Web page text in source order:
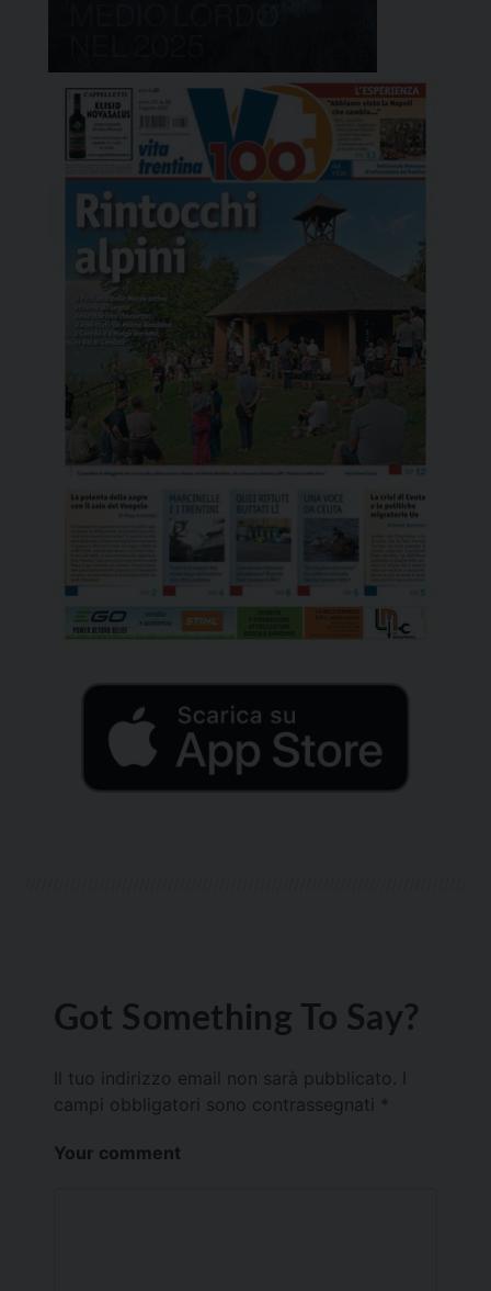
Got Something To Say?
Il tuo indirizzo email non sarà pubblicato.
campi obbligatori sono contrassegnati *
Your comment